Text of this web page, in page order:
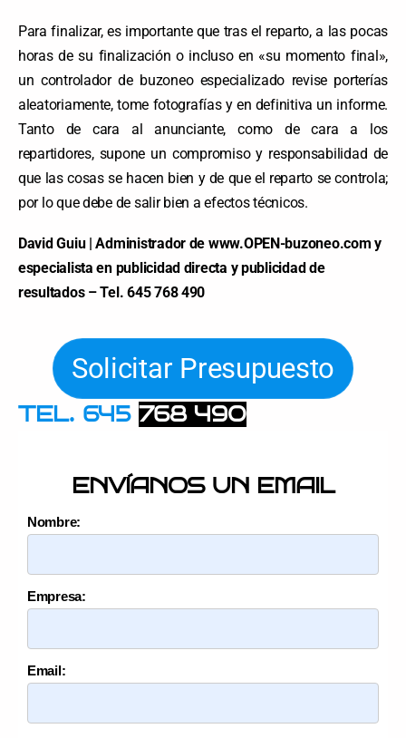
Para finalizar, es importante que tras el reparto, a las pocas
horas de su finalización o incluso en «su momento final»,
un controlador de buzoneo especializado revise porterías
aleatoriamente, tome fotografías y en definitiva un informe.
Tanto de cara al anunciante, como de cara a los
repartidores, supone un compromiso y responsabilidad de
que las cosas se hacen bien y de que el reparto se controla;
por lo que debe de salir bien a efectos técnicos.
David Guiu | Administrador de www.OPEN-buzoneo.com y
especialista en publicidad directa y publicidad de
resultados – Tel. 645 768 490
Solicitar Presupuesto
TEL. 645 768 490
ENVÍANOS UN EMAIL
Nombre:
Empresa:
Email: